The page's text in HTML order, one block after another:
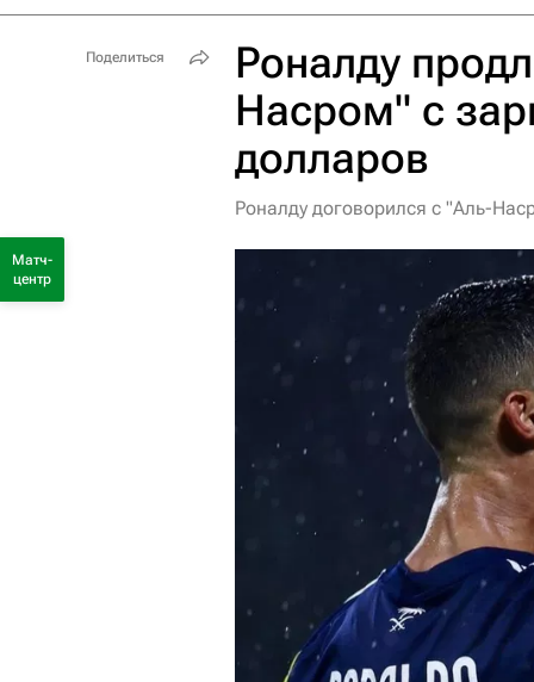
Роналду
Насром" с
долларов
Роналду договорился с "Аль-
Поделиться
Матч-
центр